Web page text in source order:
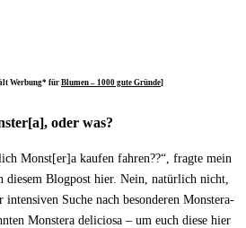
Werbung* für Blumen – 1000 gute Gründe]
oder was?
Monst[er]a kaufen fahren??“, fragte mein
diesem Blogpost hier. Nein, natürlich nicht,
Suche nach besonderen Monstera-
Monstera deliciosa – um euch diese hier